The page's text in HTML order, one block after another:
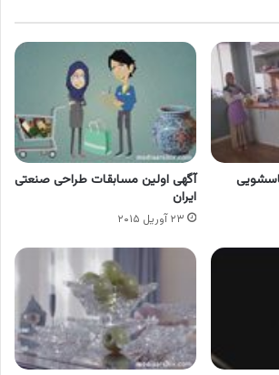
آگهی اولین مسابقات طراحی صنعتی
ایران
۲۳ آوریل ۲۰۱۵